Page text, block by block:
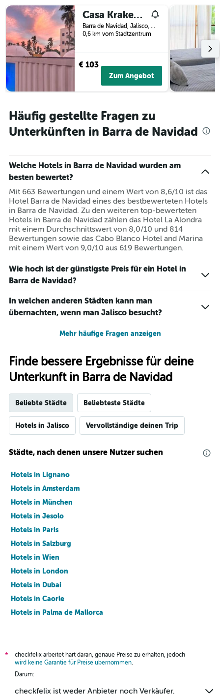
Casa Kraken a 6 minutos de playa
Barra de Navidad, Jalisco, Mexiko
0,6 km vom Stadtzentrum
€ 103
Zum Angebot
Häufig gestellte Fragen zu
Unterkünften in Barra de Navidad
Welche Hotels in Barra de Navidad wurden am
besten bewertet?
Mit 663 Bewertungen und einem Wert von 8,6/10 ist das
Hotel Barra de Navidad eines des bestbewerteten Hotels
in Barra de Navidad. Zu den weiteren top-bewerteten
Hotels in Barra de Navidad zählen das Hotel La Alondra
mit einem Durchschnittswert von 8,0/10 und 814
Bewertungen sowie das Cabo Blanco Hotel and Marina
mit einem Wert von 9,0/10 aus 619 Bewertungen.
Wie hoch ist der günstigste Preis für ein Hotel in
Barra de Navidad?
In welchen anderen Städten kann man
übernachten, wenn man Jalisco besucht?
Mehr häufige Fragen anzeigen
Finde bessere Ergebnisse für deine
Unterkunft in Barra de Navidad
Beliebte Städte Beliebteste Städte
Hotels in Jalisco Vervollständige deinen Trip
Städte, nach denen unsere Nutzer suchen
Hotels in Lignano
Hotels in Amsterdam
Hotels in München
Hotels in Jesolo
Hotels in Paris
Hotels in Salzburg
Hotels in Wien
Hotels in London
Hotels in Dubai
Hotels in Caorle
Hotels in Palma de Mallorca
*
checkfelix arbeitet hart daran, genaue Preise zu erhalten, jedoch
wird keine Garantie für Preise übernommen.
Darum:
checkfelix ist weder Anbieter noch Verkäufer.